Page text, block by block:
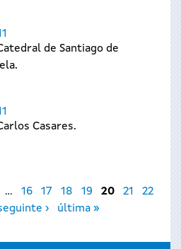
de Santiago de
Casares.
… 16 17 18 19 20 21
22
› última »